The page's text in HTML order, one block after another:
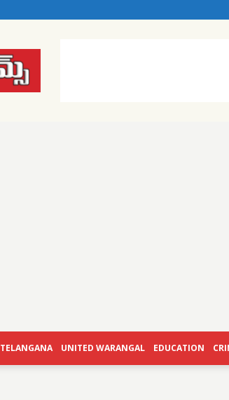
TELANGANA UNITED WARANGAL EDUCATION